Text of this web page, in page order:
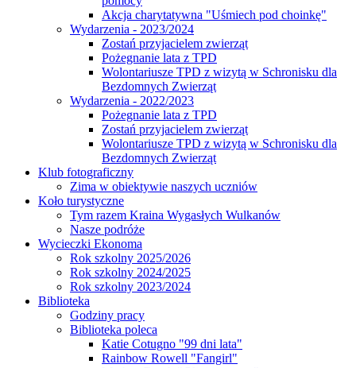
Akcja charytatywna "Uśmiech pod choinkę"
Wydarzenia - 2023/2024
Zostań przyjacielem zwierząt
Pożegnanie lata z TPD
Wolontariusze TPD z wizytą w Schronisku dla
Bezdomnych Zwierząt
Wydarzenia - 2022/2023
Pożegnanie lata z TPD
Zostań przyjacielem zwierząt
Wolontariusze TPD z wizytą w Schronisku dla
Bezdomnych Zwierząt
Klub fotograficzny
Zima w obiektywie naszych uczniów
Koło turystyczne
Tym razem Kraina Wygasłych Wulkanów
Nasze podróże
Wycieczki Ekonoma
Rok szkolny 2025/2026
Rok szkolny 2024/2025
Rok szkolny 2023/2024
Biblioteka
Godziny pracy
Biblioteka poleca
Katie Cotugno "99 dni lata"
Rainbow Rowell "Fangirl"